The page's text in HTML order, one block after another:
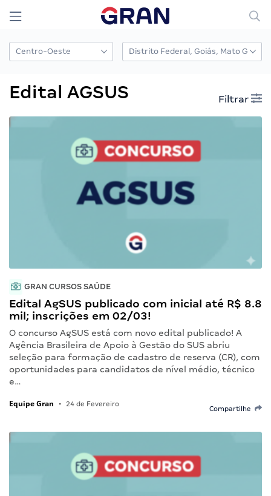
Edital AGSUS Filtrar
GRAN CURSOS SAÚDE
Edital AgSUS publicado com inicial até R$ 8.8
mil; inscrições em 02/03!
O concurso AgSUS está com novo edital publicado! A
Agência Brasileira de Apoio à Gestão do SUS abriu
seleção para formação de cadastro de reserva (CR), com
oportunidades para candidatos de nível médio, técnico
e…
Equipe Gran • 24 de Fevereiro
Compartilhe